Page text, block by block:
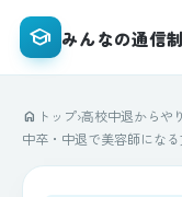
school みんなの通信
home トップ›高校中退からや
中卒・中退で美容師にな